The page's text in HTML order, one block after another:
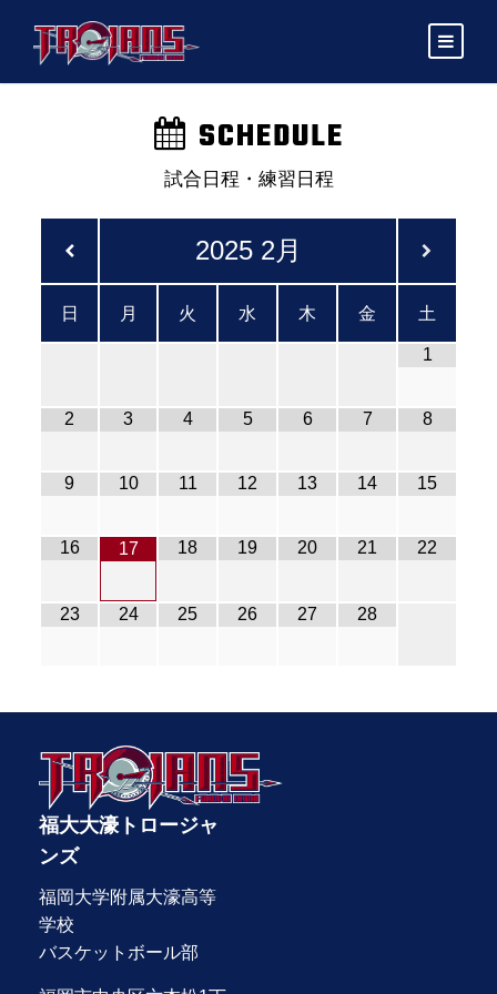
SCHEDULE
試合日程・練習日程
2025 2月
日 月 火 水 木 金 土
1
2 3 4 5 6 7 8
9 10 11 12 13 14 15
16 17 18 19 20 21 22
23 24 25 26 27 28
福大大濠トロージャ
ンズ
福岡大学附属大濠高等
学校
バスケットボール部